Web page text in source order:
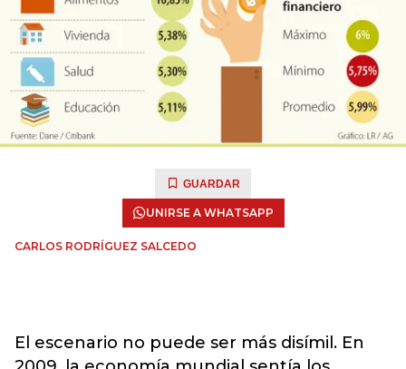
GUARDAR
UNIRSE A WHATSAPP
CARLOS RODRÍGUEZ SALCEDO
El escenario no puede ser más disímil. En